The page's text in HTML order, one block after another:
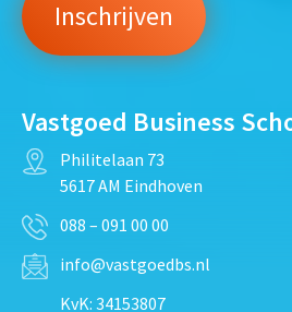
Vastgoed Business
Philitelaan 73
5617 AM Eindhoven
088 – 091 00 00
info@vastgoedbs.nl
KvK: 34153807